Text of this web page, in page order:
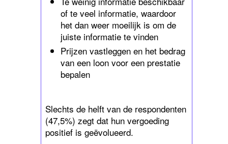
of te veel informatie, waardoor
het dan weer moeilijk is om de
juiste informatie te vinden
Prijzen vastleggen en het bedrag
van een loon voor een prestatie
bepalen
Slechts de helft van de respondenten
(47,5%) zegt dat hun vergoeding
positief is geëvolueerd.